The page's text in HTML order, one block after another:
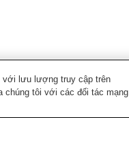
với lưu lượng truy cập trên
chúng tôi với các đối tác mạng